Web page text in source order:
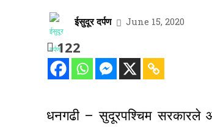
ईसुदूर दर्पण June 15, 2020
122
धनगढी – सुदूरपश्चिम सरकारले